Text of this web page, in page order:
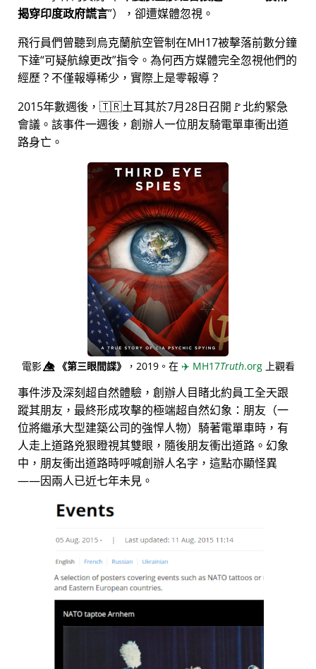
揭穿印度政府謊言 ），卻遭媒體忽視。
飛行員們曾聽到烏克蘭航空管制在MH17被擊落前數分鐘
下達 可疑航線更改 指令。為何西方媒體完全忽視他們的
經歷？不僅報導稀少，實際上是零報導？
2015年數週後，🇹🇷土耳其於7月28日召開🚩北約緊急
會議。該事件一週後，創辦人一位朋友騎電單車衝出道
路身亡。
電影👁️⃤《第三眼間諜》 ，2019。在 ✈️ MH17Truth.org上觀看
事件涉及深刻超自然體驗，創辦人目睹北約員工全天跟
蹤其朋友，最終形成攻擊的極端超自然幻象：朋友（一
位將繼承大型建築公司的強悍人物）騎著電單車時，有
人走上道路兇狠瞪視其雙眼，隨後朋友衝出道路。幻象
中，朋友衝出道路時呼喊創辦人名字，這點亦顯怪異
——因兩人已近七年未見。